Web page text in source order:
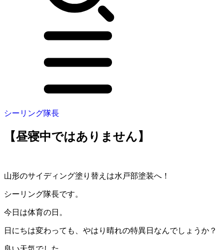
シーリング隊長
【昼寝中ではありません】
山形のサイディング塗り替えは水戸部塗装へ！
シーリング隊長です。
今日は体育の日。
日にちは変わっても、やはり晴れの特異日なんでしょうか？